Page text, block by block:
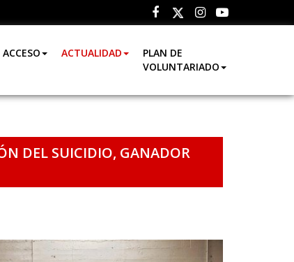
Facebook
Twitter
Instagram
Youtube
ACCESO ACTUALIDAD
PLAN DE
VOLUNTARIADO
DEL SUICIDIO, GANADOR